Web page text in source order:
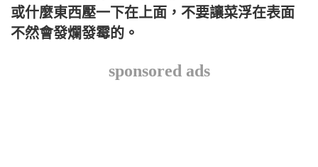
或什麼東西壓一下在上面，不要讓菜浮在表面
不然會發爛發霉的。
sponsored ads